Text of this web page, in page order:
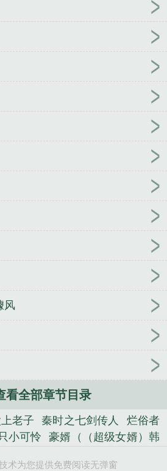
风
看全部章节目录
老子 秦时之七剑传人
烂俗者
小可怜
豪婿（（超级女婿）韩
术为您提供免费阅读无弹窗